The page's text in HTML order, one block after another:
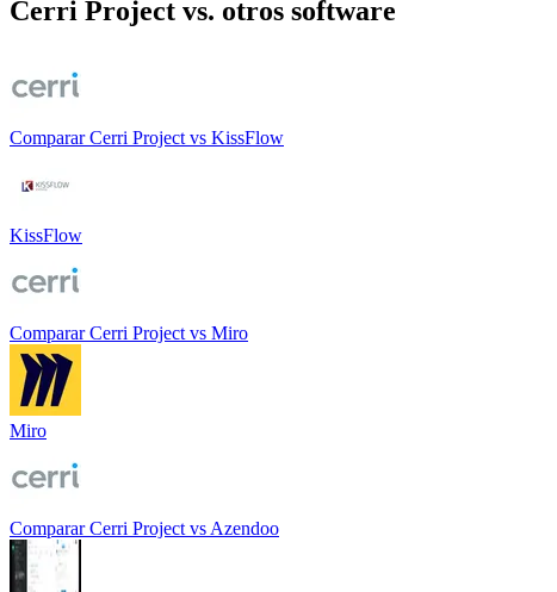
Cerri Project vs. otros software
Comparar Cerri Project vs KissFlow
KissFlow
Comparar Cerri Project vs Miro
Miro
Comparar Cerri Project vs Azendoo